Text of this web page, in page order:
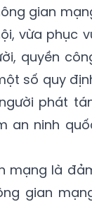
gian
vừa phục
quyền
số quy
phát
an ninh
mạng là
gian